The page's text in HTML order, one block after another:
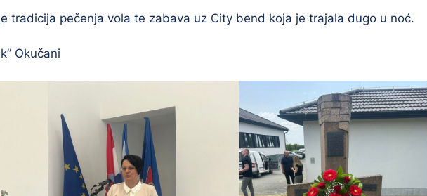
tradicija pečenja vola te zabava uz City bend koja je trajala dugo u noć.
Okučani